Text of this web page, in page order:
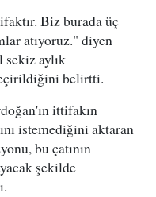
Biz burada üç
atıyoruz." diyen
sekiz aylık
belirtti.
ittifakın
istemediğini aktaran
bu çatının
şekilde